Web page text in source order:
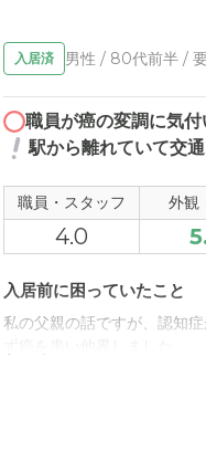
入居済 男性 / 80代前半 /
職員が癌の変調に気付
駅から離れていて交
職員・スタッフ 外観
4.0
入居前に困っていたこと
私の父親の話ですが、認知
本人の症状が改善しなかっ